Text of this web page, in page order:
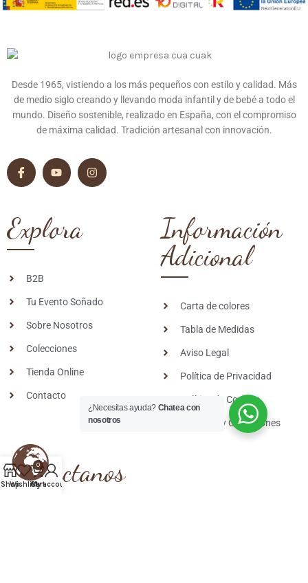
Desde 1965, vistiendo a los más pequeños con estilo y calidad. Más
de medio siglo creando y llevando moda infantil y de bebé a todo el
mundo. Diseño sostenible, realizado en España, con el compromiso
de máxima calidad. Tradición artesanal con innovación.
Explora
B2B
Tu Evento Soñado
Sobre Nosotros
Colecciones
Tienda Online
Contacto
Información
Adicional
Carta de colores
Tabla de Medidas
Aviso Legal
Política de Privacidad
Política de Cookies
Términos y Condiciones
Contactanos
¿Necesitas ayuda? Chatea con
nosotros
ShopWishlist
0
Cart
My account